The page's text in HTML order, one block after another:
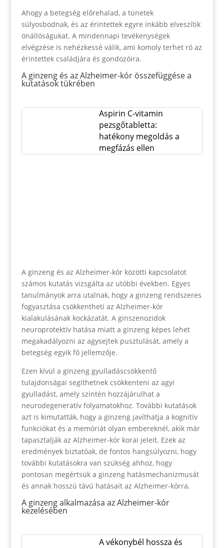
Ahogy a betegség előrehalad, a tünetek
súlyosbodnak, és az érintettek egyre inkább elveszítik
önállóságukat. A mindennapi tevékenységek
elvégzése is nehézkessé válik, ami komoly terhet ró az
érintettek családjára és gondozóira.
A ginzeng és az Alzheimer-kór összefüggése a
kutatások tükrében
Aspirin C-vitamin
pezsgőtabletta:
hatékony megoldás a
megfázás ellen
A ginzeng és az Alzheimer-kór közötti kapcsolatot
számos kutatás vizsgálta az utóbbi években. Egyes
tanulmányok arra utalnak, hogy a ginzeng rendszeres
fogyasztása csökkentheti az Alzheimer-kór
kialakulásának kockázatát. A ginszenozidok
neuroprotektív hatása miatt a ginzeng képes lehet
megakadályozni az agysejtek pusztulását, amely a
betegség egyik fő jellemzője.
Ezen kívül a ginzeng gyulladáscsökkentő
tulajdonságai segíthetnek csökkenteni az agyi
gyulladást, amely szintén hozzájárulhat a
neurodegeneratív folyamatokhoz. További kutatások
azt is kimutatták, hogy a ginzeng javíthatja a kognitív
funkciókat és a memóriát olyan embereknél, akik már
tapasztalják az Alzheimer-kór korai jeleit. Ezek az
eredmények biztatóak, de fontos hangsúlyozni, hogy
további kutatásokra van szükség ahhoz, hogy
pontosan megértsük a ginzeng hatásmechanizmusát
és annak hosszú távú hatásait az Alzheimer-kórra.
A ginzeng alkalmazása az Alzheimer-kór
kezelésében
A vékonybél hossza és